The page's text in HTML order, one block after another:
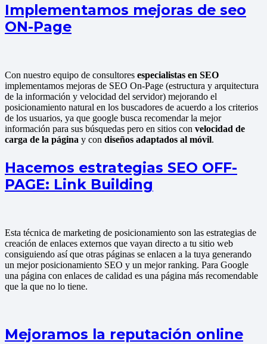
Implementamos mejoras de seo
ON-Page
Con nuestro equipo de consultores especialistas en SEO
implementamos mejoras de SEO On-Page (estructura y arquitectura
de la información y velocidad del servidor) mejorando el
posicionamiento natural en los buscadores de acuerdo a los criterios
de los usuarios, ya que google busca recomendar la mejor
información para sus búsquedas pero en sitios con velocidad de
carga de la página y con diseños adaptados al móvil.
Hacemos estrategias SEO OFF-
PAGE: Link Building
Esta técnica de marketing de posicionamiento son las estrategias de
creación de enlaces externos que vayan directo a tu sitio web
consiguiendo así que otras páginas se enlacen a la tuya generando
un mejor posicionamiento SEO y un mejor ranking. Para Google
una página con enlaces de calidad es una página más recomendable
que la que no lo tiene.
Mejoramos la reputación online